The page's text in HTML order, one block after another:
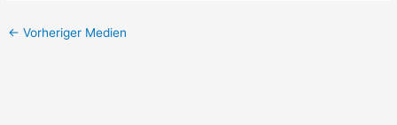
← Vorheriger Medien